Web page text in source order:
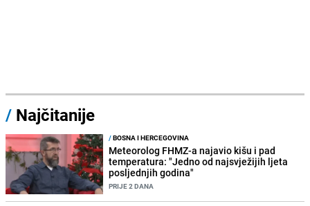
/ Najčitanije
/BOSNA I HERCEGOVINA
Meteorolog FHMZ-a najavio kišu i pad
temperatura: "Jedno od najsvježijih ljeta
posljednjih godina"
PRIJE 2 DANA